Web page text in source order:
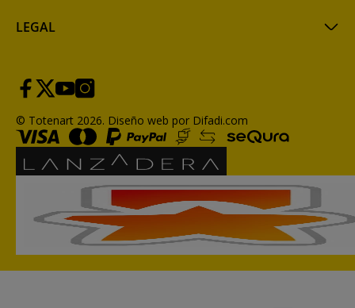
LEGAL
© Totenart 2026. Diseño web por Difadi.com